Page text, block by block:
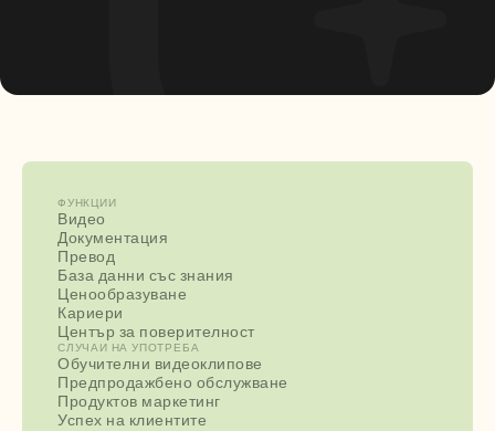
ФУНКЦИИ
Видео
Документация
Превод
База данни със знания
Ценообразуване
Кариери
Център за поверителност
СЛУЧАИ НА УПОТРЕБА
Обучителни видеоклипове
Предпродажбено обслужване
Продуктов маркетинг
Успех на клиентите